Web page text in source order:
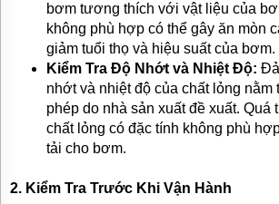
bơm tương thích với vật liệu của
không phù hợp có thể gây ăn mòn
giảm tuổi thọ và hiệu suất của bơm.
Kiểm Tra Độ Nhớt và Nhiệt Độ:
nhớt và nhiệt độ của chất lỏng nằm
phép do nhà sản xuất đề xuất. Quá
chất lỏng có đặc tính không phù
tải cho bơm.
2. Kiểm Tra Trước Khi Vận Hành